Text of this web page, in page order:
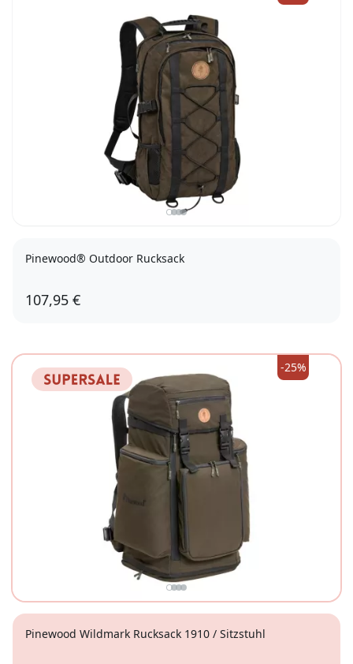
Pinewood® Outdoor Rucksack
107,95 €
-25%
Pinewood Wildmark Rucksack 1910 / Sitzstuhl